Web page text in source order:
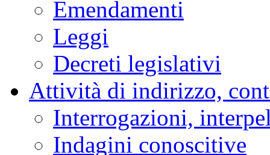
Emendamenti
Leggi
Decreti legislativi
Attività di indirizzo,
Interrogazioni,
Indagini conoscitive